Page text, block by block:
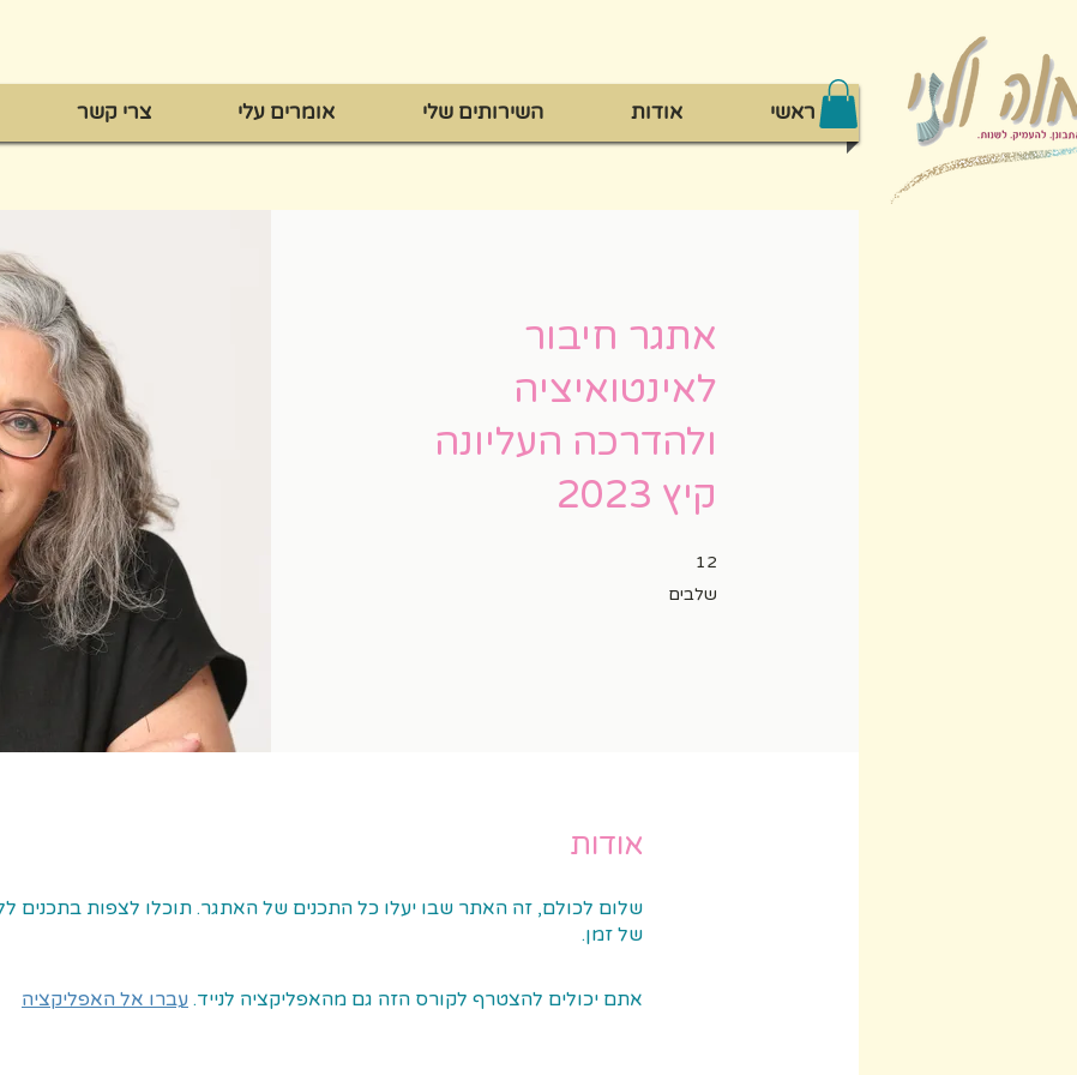
ראשי אודות השירותים שלי אומרים עלי צרי קשר
אתגר חיבור
לאינטואיציה
ולהדרכה העליונה
קיץ 2023
12
שלבים
12 שלבים
אודות
שלום לכולם, זה האתר שבו יעלו כל התכנים של האתגר. תוכלו לצפות בתכנים
של זמן.
אתם יכולים להצטרף לקורס הזה גם מהאפליקציה לנייד. עברו אל האפליקציה